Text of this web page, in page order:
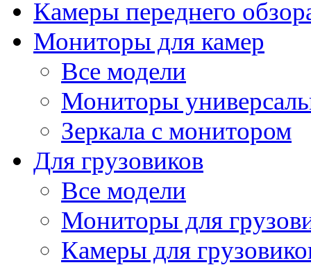
Камеры переднего
Мониторы для камер
Все модели
Мониторы
Зеркала с монитором
Для грузовиков
Все модели
Мониторы для
Камеры для